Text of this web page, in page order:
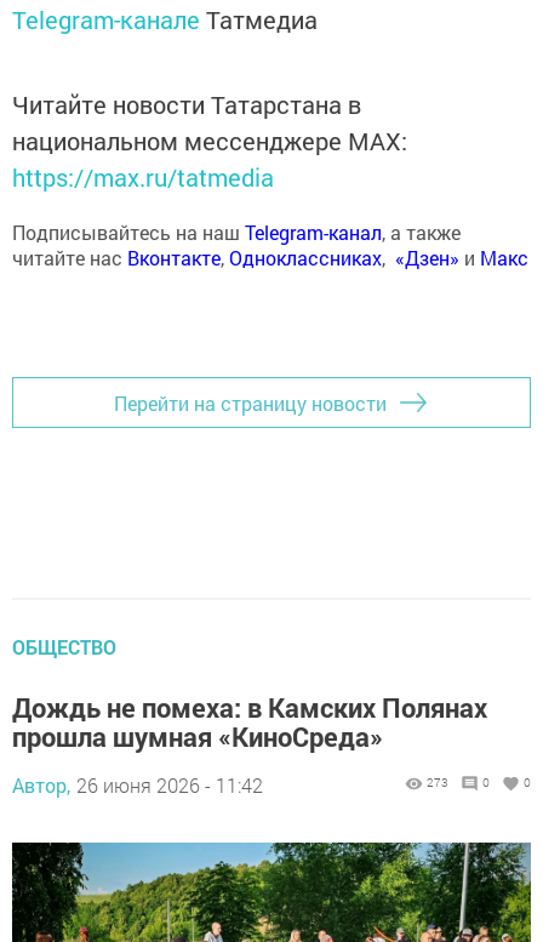
Telegram-канале Татмедиа
Читайте новости Татарстана в
национальном мессенджере MАХ:
https://max.ru/tatmedia
Подписывайтесь на наш Telegram-канал, а также
читайте нас Вконтакте,Одноклассниках, «Дзен» и Макс
Перейти на страницу новости
ОБЩЕСТВО
Дождь не помеха: в Камских Полянах
прошла шумная «КиноСреда»
Автор, 26 июня 2026 - 11:42 273 0 0